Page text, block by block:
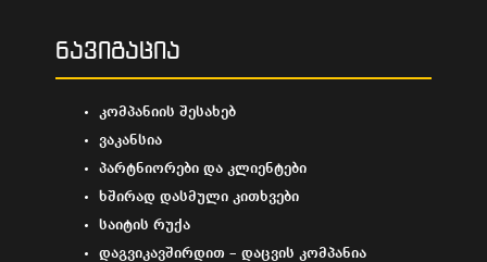
ნავიგაცია
კომპანიის შესახებ
ვაკანსია
პარტნიორები და კლიენტები
ხშირად დასმული კითხვები
საიტის რუქა
დაგვიკავშირდით – დაცვის კომპანია